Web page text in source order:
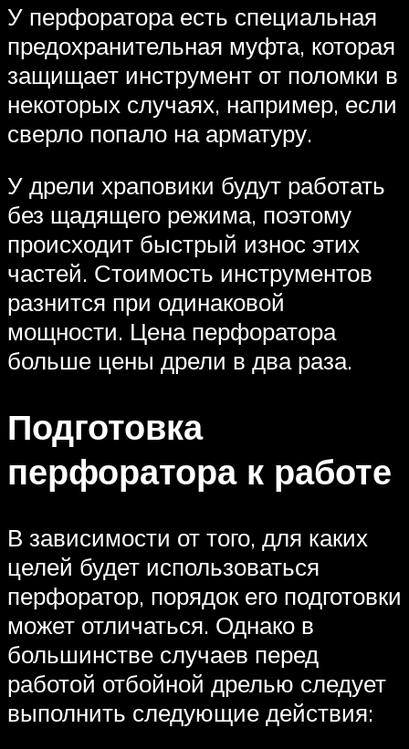
У перфоратора есть специальная
предохранительная муфта, которая
защищает инструмент от поломки в
некоторых случаях, например, если
сверло попало на арматуру.
У дрели храповики будут работать
без щадящего режима, поэтому
происходит быстрый износ этих
частей. Стоимость инструментов
разнится при одинаковой
мощности. Цена перфоратора
больше цены дрели в два раза.
Подготовка
перфоратора к работе
В зависимости от того, для каких
целей будет использоваться
перфоратор, порядок его подготовки
может отличаться. Однако в
большинстве случаев перед
работой отбойной дрелью следует
выполнить следующие действия: